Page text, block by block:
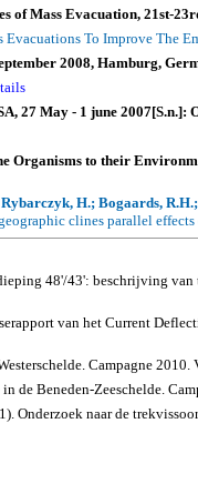
of Mass Evacuation, 21st-
To Improve The
2008, Hamburg,
, 27 May - 1 june 2007[S.n.]:
Organisms to their
H.; Bogaards,
clines parallel
48'/43': beschrijving
van het Current
Campagne
de Beneden-Zeeschelde.
Onderzoek naar de